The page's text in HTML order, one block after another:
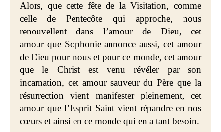
Alors, que cette fête de la Visitation, comme
celle de Pentecôte qui approche, nous
renouvellent dans l’amour de Dieu, cet
amour que Sophonie annonce aussi, cet amour
de Dieu pour nous et pour ce monde, cet amour
que le Christ est venu révéler par son
incarnation, cet amour sauveur du Père que la
résurrection vient manifester pleinement, cet
amour que l’Esprit Saint vient répandre en nos
cœurs et ainsi en ce monde qui en a tant besoin.